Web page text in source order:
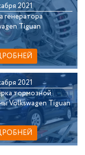
2021
генератора
Tiguan
2021
тормозной
Volkswagen Tiguan